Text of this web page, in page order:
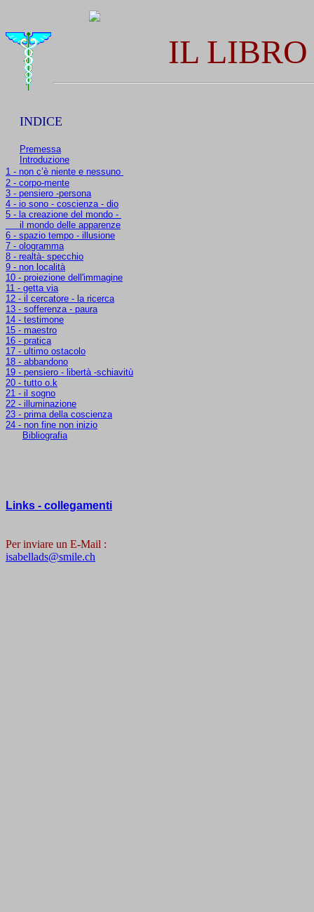
IL
INDICE
Premessa
Introduzione
1 - non c’è niente e nessuno
2 - corpo-mente
3 - pensiero -persona
4 - io sono - coscienza - dio
5 - la creazione del mondo -
il mondo delle apparenze
6 - spazio tempo - illusione
7 - ologramma
8 - realtà- specchio
9 - non località
10 - proiezione dell'immagine
11 - getta via
12 - il cercatore - la ricerca
13 - sofferenza - paura
14 - testimone
15 - maestro
16 - pratica
17 - ultimo ostacolo
18 - abbandono
19 - pensiero - libertà -schiavitù
20 - tutto o.k
21 - il sogno
22 - illuminazione
23 - prima della coscienza
24 - non fine non inizio
Bibliografia
Links - collegamenti
Per inviare un E-Mail :
isabellads@smile.ch